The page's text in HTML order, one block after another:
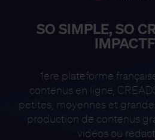
SO SIMPLE, SO
1ère plateforme
contenus en ligne,
petites, moyennes et
production de contenus
vidéos ou